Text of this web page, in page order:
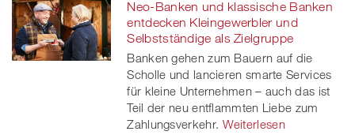
Neo-Banken und klassische Banken
entdecken Kleingewerbler und
Selbstständige als Zielgruppe
Banken gehen zum Bauern auf die
Scholle und lancieren smarte Services
für kleine Unternehmen – auch das ist
Teil der neu entflammten Liebe zum
Zahlungsverkehr. Weiterlesen